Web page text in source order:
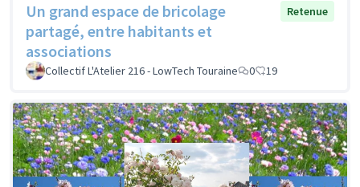
Un grand espace de bricolage
partagé, entre habitants et
associations
Retenue
Collectif L'Atelier 216 - LowTech Touraine 0 19